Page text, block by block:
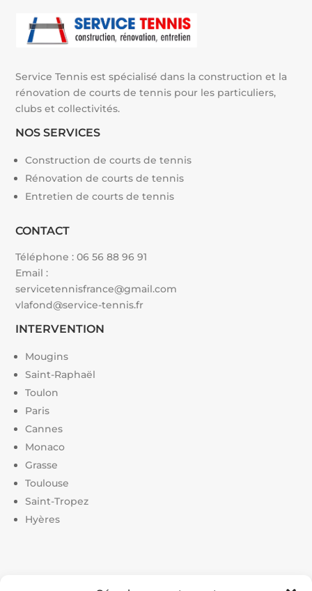
Service Tennis est spécialisé dans la construction et la
rénovation de courts de tennis pour les particuliers,
clubs et collectivités.
NOS SERVICES
Construction de courts de tennis
Rénovation de courts de tennis
Entretien de courts de tennis
CONTACT
Téléphone :06 56 88 96 91
Email :
servicetennisfrance@gmail.com
vlafond@service-tennis.fr
INTERVENTION
Mougins
Saint-Raphaël
Toulon
Paris
Cannes
Monaco
Grasse
Toulouse
Saint-Tropez
Hyères
Liens utiles :